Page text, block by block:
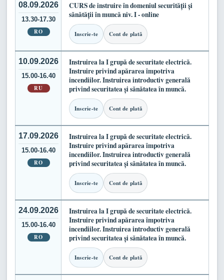
08.09.2026
13.30-17.30
RO
CURS de instruire în domeniul securității și
sănătății în muncă niv. I - online
Inscrie-te Cont de plată
10.09.2026
15.00-16.40
RU
Instruirea la I grupă de securitate electrică.
Instruire privind apărarea împotriva
incendiilor. Instruirea introductiv generală
privind securitatea și sănătatea în muncă.
Inscrie-te Cont de plată
17.09.2026
15.00-16.40
RO
Instruirea la I grupă de securitate electrică.
Instruire privind apărarea împotriva
incendiilor. Instruirea introductiv generală
privind securitatea și sănătatea în muncă.
Inscrie-te Cont de plată
24.09.2026
15.00-16.40
RO
Instruirea la I grupă de securitate electrică.
Instruire privind apărarea împotriva
incendiilor. Instruirea introductiv generală
privind securitatea și sănătatea în muncă.
Inscrie-te Cont de plată